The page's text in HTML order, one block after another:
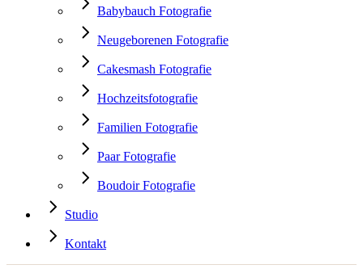
Babybauch Fotografie
Neugeborenen Fotografie
Cakesmash Fotografie
Hochzeitsfotografie
Familien Fotografie
Paar Fotografie
Boudoir Fotografie
Studio
Kontakt